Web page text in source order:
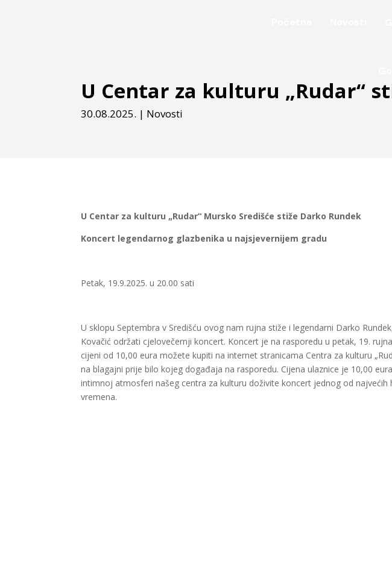
U Centar za kulturu „Rudar“
30.08.2025. | Novosti
U Centar za kulturu „Rudar“ Mursko Središće stiže Darko Rundek
Koncert legendarnog glazbenika u najsjevernijem gradu
Petak, 19.9.2025. u 20.00 sati
U sklopu Septembra v Središću ovog nam rujna stiže i legendarni Darko
Kovačić održati cjelovečernji koncert. Koncert je na rasporedu u petak, 19.
cijeni od 10,00 eura možete kupiti na internet stranicama Centra za kulturu
na blagajni prije bilo kojeg događaja na rasporedu. Cijena ulaznice je 10,00
intimnoj atmosferi našeg centra za kulturu doživite koncert jednog od najvećih
vremena.